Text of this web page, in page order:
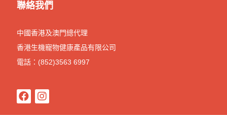
聯絡我們
中國香港及澳門總代理
香港生機寵物健康產品有限公司
電話：(852)3563 6997